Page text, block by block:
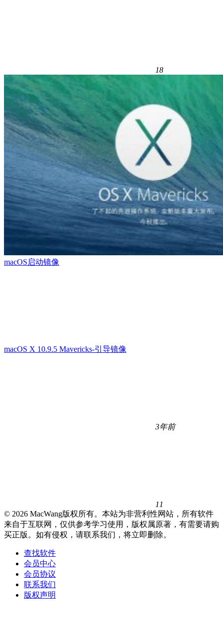
18
macOS启动镜像
macOS X 10.9.5 Mavericks-引导镜像
3年前
11
© 2026 MacWang版权所有。本站为非营利性网站，所有软件
来自于互联网，仅供参考学习使用，版权属原著，有需要请购
买正版。如有侵权，请联系我们，将立即删除。
查找软件
会员中心
会员协议
联系我们
版权声明